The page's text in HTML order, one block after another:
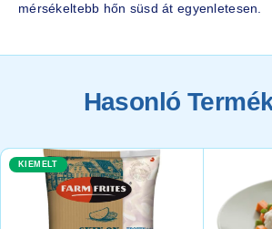
mérsékeltebb hőn süsd át egyenletesen.
Hasonló
KIEMELT